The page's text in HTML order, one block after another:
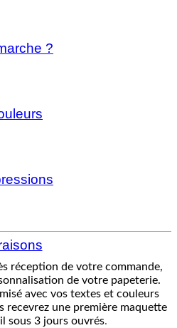
?
réception de votre commande,
de votre papeterie.
avec vos textes et couleurs
recevrez une première maquette
sous 3 jours ouvrés.